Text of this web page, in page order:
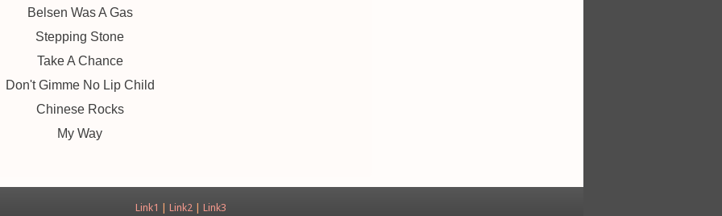
Belsen Was A Gas
Stepping Stone
Take A Chance
Don't Gimme No Lip Child
Chinese Rocks
My Way
Link1 Link2| Link3